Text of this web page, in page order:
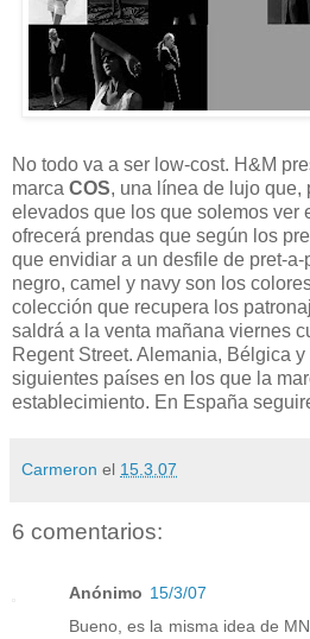
No todo va a ser low-cost. H&M
marca COS, una línea de lujo que,
elevados que los que solemos ver
ofrecerá prendas que según los
que envidiar a un desfile de pret-
negro, camel y navy son los
colección que recupera los
saldrá a la venta mañana viernes
Regent Street. Alemania, Bélgica
siguientes países en los que la
establecimiento. En España
Carmeron el 15.3.07
6 comentarios:
Anónimo 15/3/07
Bueno, es la misma idea de